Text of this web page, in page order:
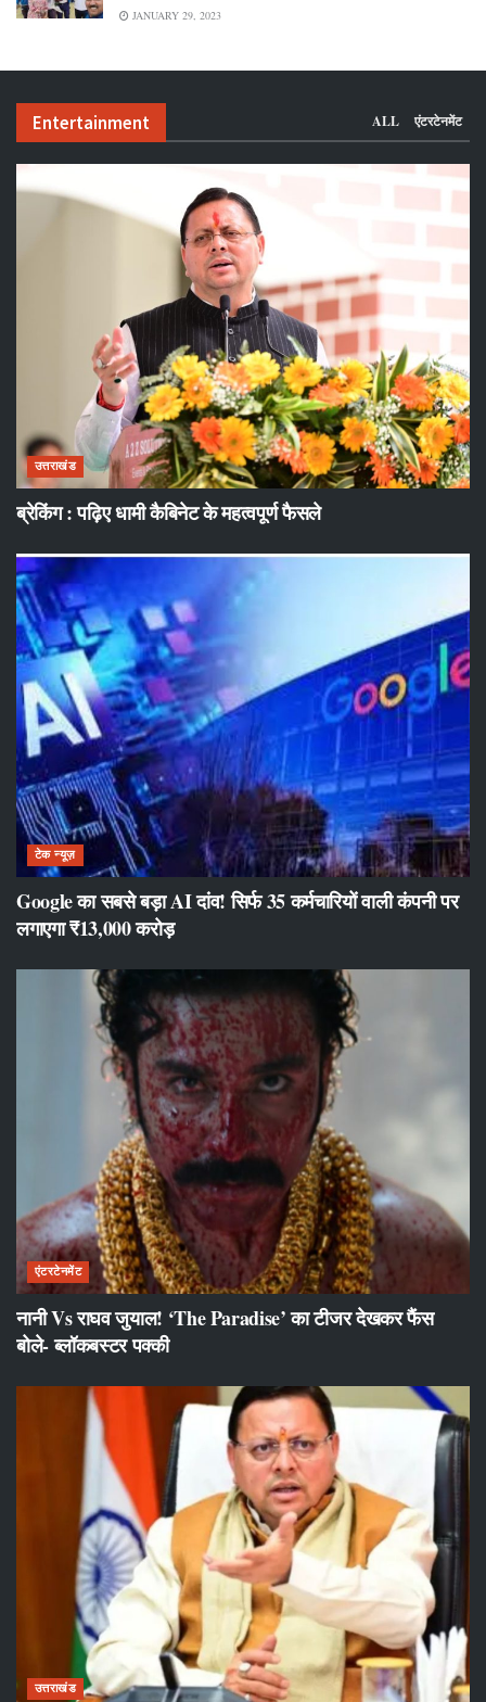
JANUARY 29, 2023
Entertainment ALL एंटरटेनमेंट
उत्तराखंड
ब्रेकिंग : पढ़िए धामी कैबिनेट के महत्वपूर्ण फैसले
टेक न्यूज़
Google का सबसे बड़ा AI दांव! सिर्फ 35 कर्मचारियों वाली कंपनी पर
लगाएगा ₹13,000 करोड़
एंटरटेनमेंट
नानी Vs राघव जुयाल! ‘The Paradise’ का टीजर देखकर फैंस
बोले- ब्लॉकबस्टर पक्की
उत्तराखंड